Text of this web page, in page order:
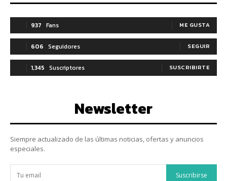
937 Fans ME GUSTA
606 Seguidores SEGUIR
1,345 Suscriptores SUSCRIBIRTE
Newsletter
Siempre actualizado de las últimas noticias, ofertas y anuncios
especiales.
Suscribirse